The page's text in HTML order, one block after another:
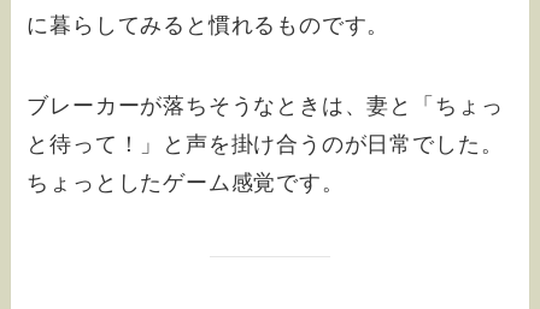
に暮らしてみると慣れるものです。
ブレーカーが落ちそうなときは、妻と「ちょっ
と待って！」と声を掛け合うのが日常でした。
ちょっとしたゲーム感覚です。